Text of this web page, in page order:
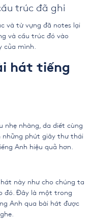
trúc đã ghi
và từ vựng đã notes lại
và cấu trúc đó vào
của mình.
hát tiếng
nhẹ nhàng, da diết cùng
những phút giây thư thái
Anh hiệu quả hơn.
này như cho chúng ta
đó. Đây là một trong
Anh qua bài hát được